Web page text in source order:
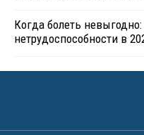
Когда болеть
нетрудоспособности в